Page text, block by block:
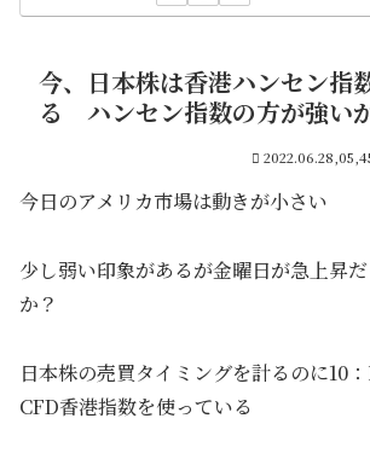
今、日本株は香港ハンセン指
る ハンセン指数の方が強い
今日のアメリカ市場は動きが小さい
少し弱い印象があるが金曜日が急上昇
か？
日本株の売買タイミングを計るのに10
CFD香港指数を使っている